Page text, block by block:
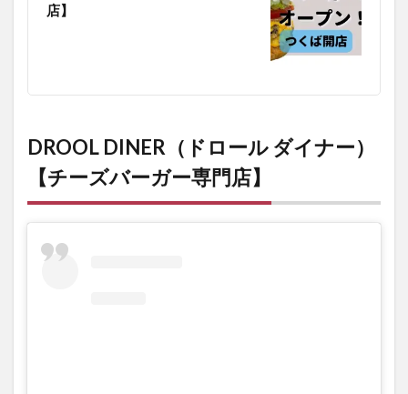
店】
DROOL DINER（ドロール ダイナー）
【チーズバーガー専門店】